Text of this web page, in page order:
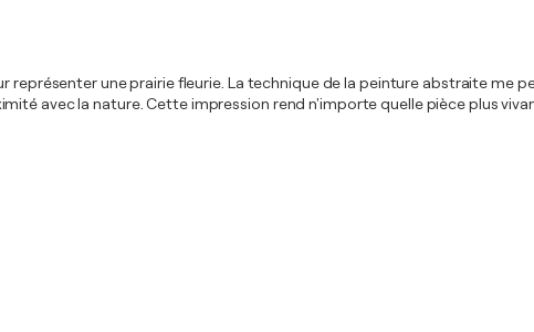
une prairie fleurie. La technique de la peinture abstraite me
avec la nature. Cette impression rend n'importe quelle pièce plus